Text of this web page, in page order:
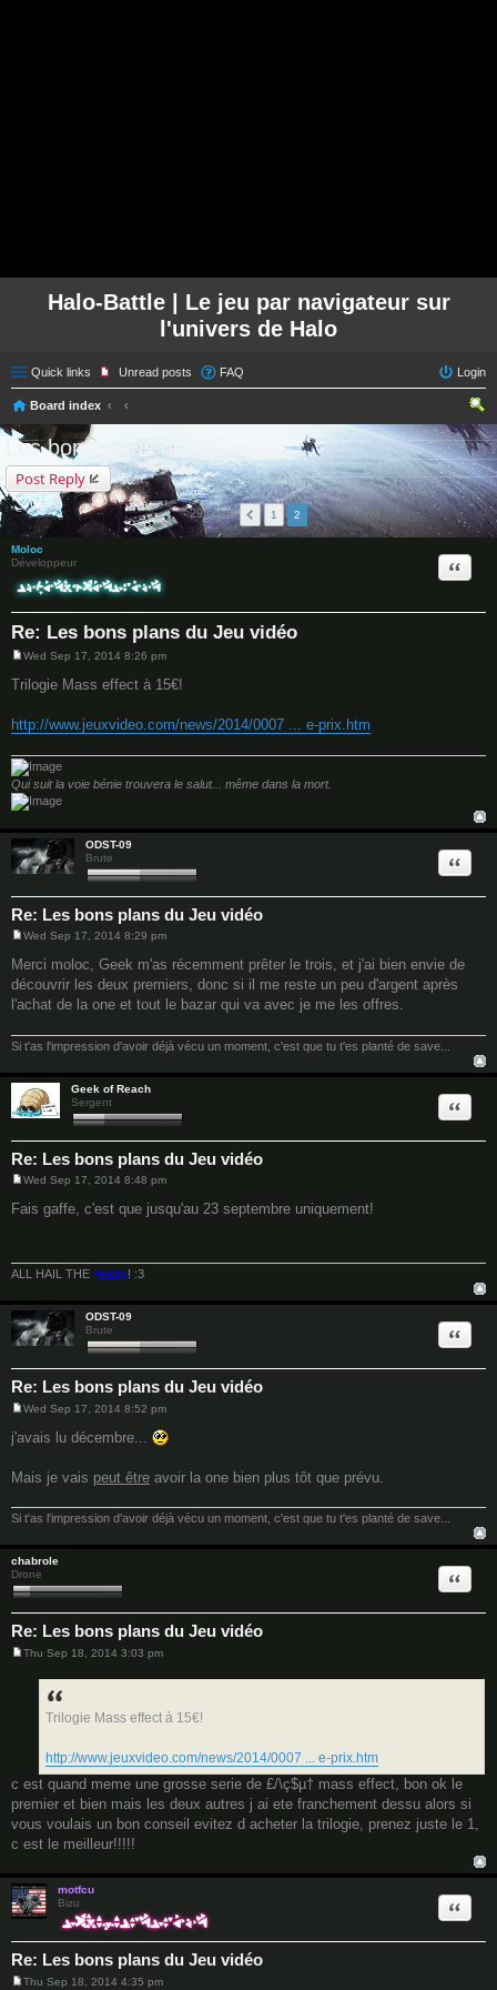
Halo-Battle | Le jeu par navigateur sur
l'univers de Halo
Quick links Unread posts FAQ Login
Board index
ear
ch
Les bons plans du Jeu vidéo
Post Reply
29 posts 1 2
Moloc
Développeur
Re: Les bons plans du Jeu vidéo
Quote
o
s
Wed Sep 17, 2014 8:26 pm
Trilogie Mass effect à 15€!
http://www.jeuxvideo.com/news/2014/0007 ... e-prix.htm
Qui suit la voie bénie trouvera le salut... même dans la mort.
ODST-09
Brute
Re: Les bons plans du Jeu vidéo
Quote
o
s
t
Wed Sep 17, 2014 8:29 pm
Merci moloc, Geek m'as récemment prêter le trois, et j'ai bien envie de
découvrir les deux premiers, donc si il me reste un peu d'argent après
l'achat de la one et tout le bazar qui va avec je me les offres.
Si t'as l'impression d'avoir déjà vécu un moment, c'est que tu t'es planté de save...
Geek of Reach
Sergent
Re: Les bons plans du Jeu vidéo
Quote
o
s
Wed Sep 17, 2014 8:48 pm
Fais gaffe, c'est que jusqu'au 23 septembre uniquement!
ALL HAIL THE HELIX! :3
ODST-09
Brute
Re: Les bons plans du Jeu vidéo
Quote
s
Wed Sep 17, 2014 8:52 pm
j'avais lu décembre...
Mais je vais peut être avoir la one bien plus tôt que prévu.
Si t'as l'impression d'avoir déjà vécu un moment, c'est que tu t'es planté de save...
chabrole
Drone
Re: Les bons plans du Jeu vidéo
Quote
Thu Sep 18, 2014 3:03 pm
Trilogie Mass effect à 15€!
http://www.jeuxvideo.com/news/2014/0007 ... e-prix.htm
c est quand meme une grosse serie de £/\ç$µ† mass effect, bon ok le
premier et bien mais les deux autres j ai ete franchement dessu alors si
vous voulais un bon conseil evitez d acheter la trilogie, prenez juste le 1,
c est le meilleur!!!!!
motfcu
Bizu
Re: Les bons plans du Jeu vidéo
Quote
Thu Sep 18, 2014 4:35 pm